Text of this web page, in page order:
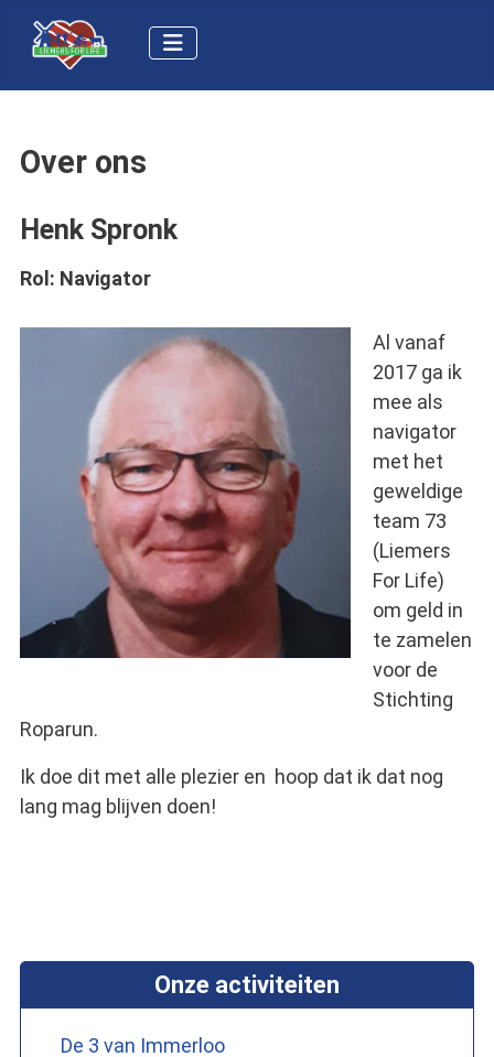
Over ons
Henk Spronk
Rol: Navigator
Al vanaf
2017 ga ik
mee als
navigator
met het
geweldige
team 73
(Liemers
For Life)
om geld in
te zamelen
voor de
Stichting
Roparun.
Ik doe dit met alle plezier en hoop dat ik dat nog
lang mag blijven doen!
Onze activiteiten
De 3 van Immerloo